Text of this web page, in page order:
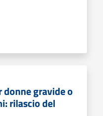
donne gravide o
rilascio del